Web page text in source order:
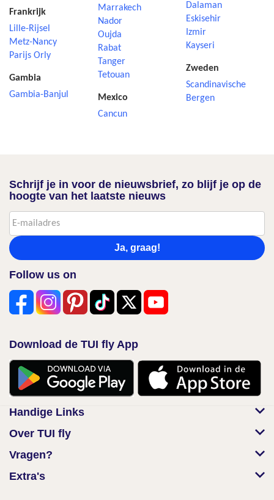
Frankrijk
Lille-Rijsel
Metz-Nancy
Parijs Orly
Gambia
Gambia-Banjul
Marrakech
Nador
Oujda
Rabat
Tanger
Tetouan
Mexico
Cancun
Dalaman
Eskisehir
Izmir
Kayseri
Zweden
Scandinavische
Bergen
Schrijf je in voor de nieuwsbrief, zo blijf je op de
hoogte van het laatste nieuws
Ja, graag!
Follow us on
Download de TUI fly App
Handige Links
Over TUI fly
Vragen?
Extra's